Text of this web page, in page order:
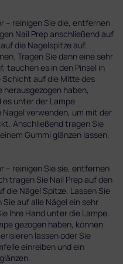
– reinigen Sie die, entfernen
Nail Prep anschließend auf
die Nagelspitze auf.
Tragen Sie dann eine sehr
tauchen es in den Pinsel in
Schicht auf die Mitte des
herausgezogen haben,
es unter der Lampe
verwenden, um mit der
Anschließend tragen Sie
Gummi glänzen lassen.
– reinigen Sie sie, entfernen
tragen Sie Nail Prep auf den
die Nägel Spitze. Lassen Sie
auf alle Nägel ein sehr
Ihre Hand unter die Lampe.
gezogen haben, können
lassen oder Sie
einreiben und ein